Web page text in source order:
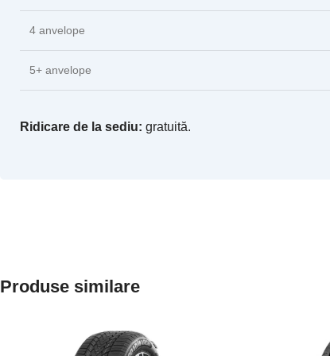
4 anvelope
5+ anvelope
Ridicare de la sediu: gratuită.
Produse similare